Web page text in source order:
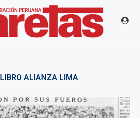
LIBRO ALIANZA LIMA